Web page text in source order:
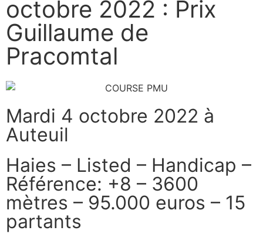
octobre 2022 : Prix
Guillaume de
Pracomtal
Mardi 4 octobre 2022 à
Auteuil
Haies – Listed – Handicap –
Référence: +8 – 3600
mètres – 95.000 euros – 15
partants